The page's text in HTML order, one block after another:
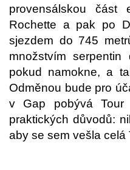
provensálskou
Rochette a pak po
sjezdem do 745
množstvím
pokud namokne, a
Odměnou bude pro
v Gap pobývá
praktických důvodů:
aby se sem vešla celá